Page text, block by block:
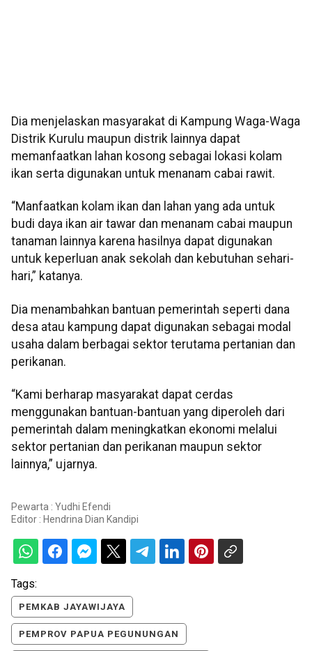
Dia menjelaskan masyarakat di Kampung Waga-Waga
Distrik Kurulu maupun distrik lainnya dapat
memanfaatkan lahan kosong sebagai lokasi kolam
ikan serta digunakan untuk menanam cabai rawit.
“Manfaatkan kolam ikan dan lahan yang ada untuk
budi daya ikan air tawar dan menanam cabai maupun
tanaman lainnya karena hasilnya dapat digunakan
untuk keperluan anak sekolah dan kebutuhan sehari-
hari,” katanya.
Dia menambahkan bantuan pemerintah seperti dana
desa atau kampung dapat digunakan sebagai modal
usaha dalam berbagai sektor terutama pertanian dan
perikanan.
“Kami berharap masyarakat dapat cerdas
menggunakan bantuan-bantuan yang diperoleh dari
pemerintah dalam meningkatkan ekonomi melalui
sektor pertanian dan perikanan maupun sektor
lainnya,” ujarnya.
Pewarta : Yudhi Efendi
Editor : Hendrina Dian Kandipi
Tags:
PEMKAB JAYAWIJAYA
PEMPROV PAPUA PEGUNUNGAN